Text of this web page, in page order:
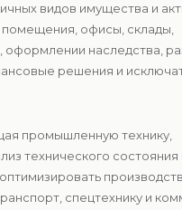
видов имущества и
офисы, склады,
оформлении наследства,
решения и
промышленную технику,
технического состояния
спецтехнику и